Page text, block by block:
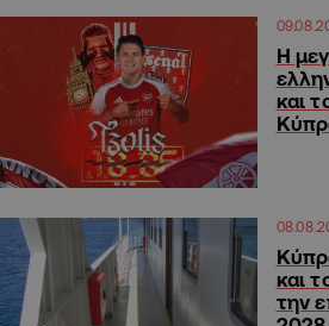
Η
και
και
την